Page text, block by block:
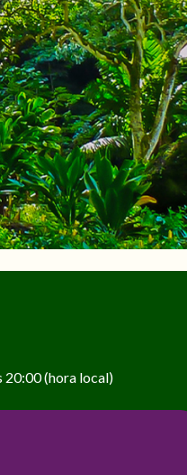
20:00 (hora local)